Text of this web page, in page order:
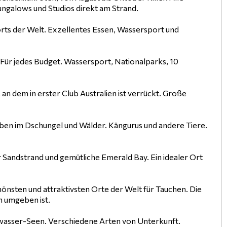
und Studios direkt am Strand.
der Welt. Exzellentes Essen, Wassersport und
jedes Budget. Wassersport, Nationalparks, 10
dem in erster Club Australien ist verrückt. Große
im Dschungel und Wälder. Kängurus und andere Tiere.
und gemütliche Emerald Bay. Ein idealer Ort
und attraktivsten Orte der Welt für Tauchen. Die
umgeben ist.
Seen. Verschiedene Arten von Unterkunft.